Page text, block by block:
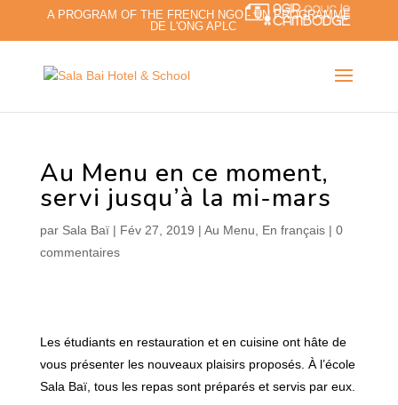
A PROGRAM OF THE FRENCH NGO - UN PROGRAMME
DE L'ONG APLC
Au Menu en ce moment,
servi jusqu’à la mi-mars
par Sala Baï| Fév 27, 2019 | Au Menu En français| 0
commentaires
Les étudiants en restauration et en cuisine ont hâte de
vous présenter les nouveaux plaisirs proposés. À l’école
Sala Baï, tous les repas sont préparés et servis par eux.